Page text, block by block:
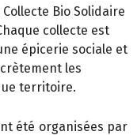
Bio Solidaire
collecte est
épicerie sociale et
les
territoire.
été organisées par